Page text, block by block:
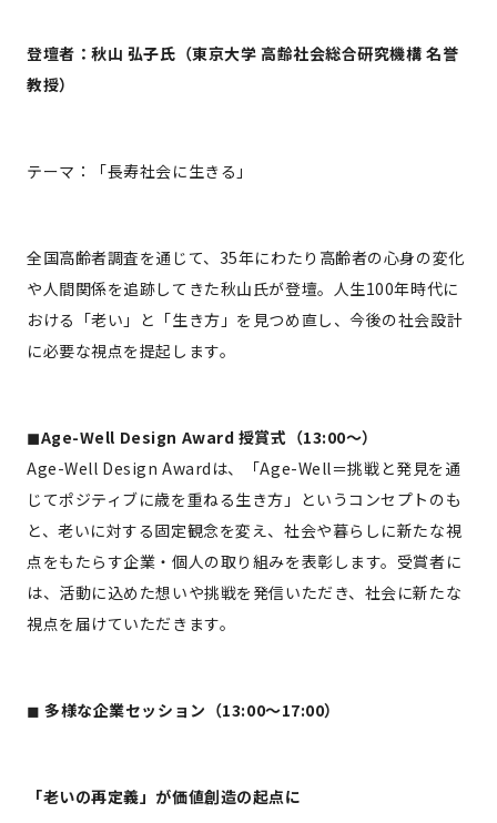
登壇者：秋山 弘子氏（東京大学 高齢社会総合研究機構 名誉
教授）
テーマ：「長寿社会に生きる」
全国高齢者調査を通じて、35年にわたり高齢者の心身の変化
や人間関係を追跡してきた秋山氏が登壇。人生100年時代に
おける「老い」と「生き方」を見つめ直し、今後の社会設計
に必要な視点を提起します。
◼︎Age-Well Design Award 授賞式（13:00〜）
Age-Well Design Awardは、「Age-Well＝挑戦と発見を通
じてポジティブに歳を重ねる生き方」というコンセプトのも
と、老いに対する固定観念を変え、社会や暮らしに新たな視
点をもたらす企業・個人の取り組みを表彰します。受賞者に
は、活動に込めた想いや挑戦を発信いただき、社会に新たな
視点を届けていただきます。
◼︎ 多様な企業セッション（13:00〜17:00）
「老いの再定義」が価値創造の起点に